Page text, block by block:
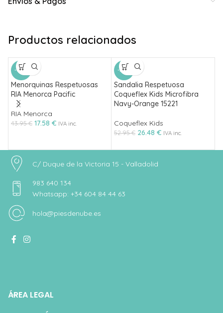
Productos relacionados
-60%
Menorquinas Respetuosas
RIA Menorca Pacific
RIA Menorca
43.95€ 17.58 € IVA inc.
-50%
Sandalia Respetuosa
Coqueflex Kids Microfibra
Navy-Orange 15221
Coqueflex Kids
52.95€ 26.48 € IVA inc.
C/ Duque de la Victoria 15 - Valladolid
983 640 134
Whatsapp: +34 604 84 44 63
hola@piesdenube.es
ÁREA LEGAL